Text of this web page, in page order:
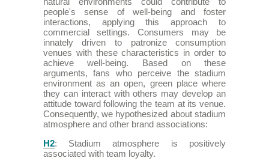
people's sense of well-being and foster
interactions, applying this approach to
commercial settings. Consumers may be
innately driven to patronize consumption
venues with these characteristics in order to
achieve well-being. Based on these
arguments, fans who perceive the stadium
environment as an open, green place where
they can interact with others may develop an
attitude toward following the team at its venue.
Consequently, we hypothesized about stadium
atmosphere and other brand associations:
H2: Stadium atmosphere is positively
associated with team loyalty.